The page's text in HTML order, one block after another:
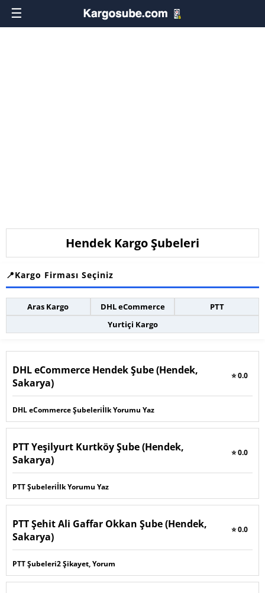
☰
Hendek Kargo Şubeleri
Kargo Firması Seçiniz
Aras Kargo DHL eCommerce
PTT
Yurtiçi Kargo
DHL eCommerce Hendek Şube (Hendek,
Sakarya)
⭐ 0.0
DHL eCommerce Şubeleriİlk Yorumu Yaz
PTT Yeşilyurt Kurtköy Şube (Hendek,
Sakarya)
⭐ 0.0
PTT Şubeleriİlk Yorumu Yaz
PTT Şehit Ali Gaffar Okkan Şube (Hendek,
Sakarya)
⭐ 0.0
PTT Şubeleri2 Şikayet, Yorum